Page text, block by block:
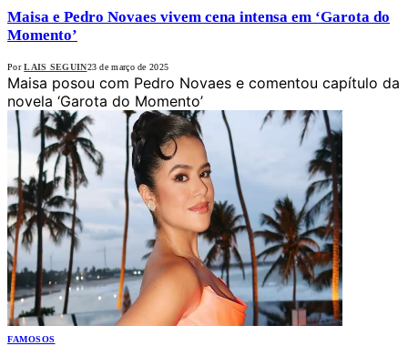
Maisa e Pedro Novaes vivem cena intensa em ‘Garota do
Momento’
Por LAIS SEGUIN23 de março de 2025
Maisa posou com Pedro Novaes e comentou capítulo da
novela ‘Garota do Momento’
FAMOSOS